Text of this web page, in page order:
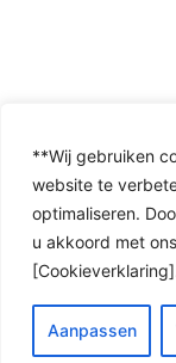
**Wij gebruiken
website te
optimaliseren.
u akkoord met
Aanpassen